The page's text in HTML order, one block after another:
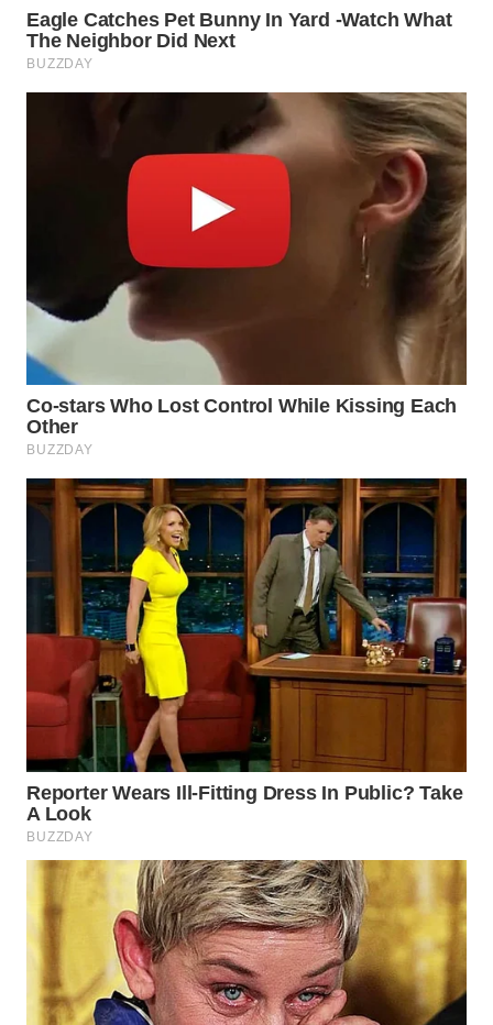
WN
KARO
LABUHANBATU
TAPANULI
TENGAH
WN DELI
SERDANG
WN
TEBING
TINGGI
WN
PAKPAK
WN
KARAWANG
WN
BEKASI
WN
WN
WN
TAPANULI